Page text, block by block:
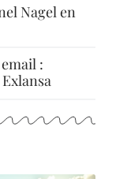
Nagel en
: